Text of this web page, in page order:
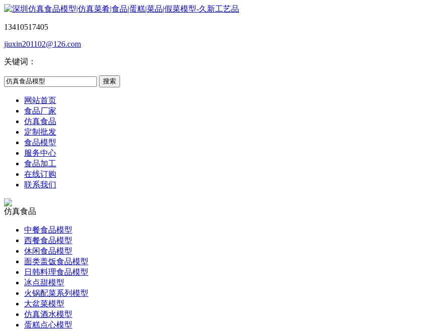
13410517405
jiuxin201102@126.com
关键词：
网站首页
食品厂家
仿真食品
定制批发
食品模型
服务中心
食品加工
在线订购
联系我们
仿真食品
中餐食品模型
西餐食品模型
休闲食品模型
面类盖饭食品模型
日韩料理食品模型
冰点甜模型
火锅配菜系列模型
大盆菜模型
仿真酒水模型
蛋糕点心模型